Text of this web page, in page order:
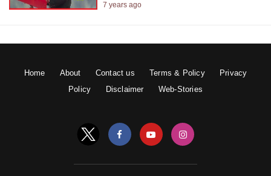
7 years ago
Home About Contact us Terms & Policy
Privacy
Policy
Disclaimer Web-Stories